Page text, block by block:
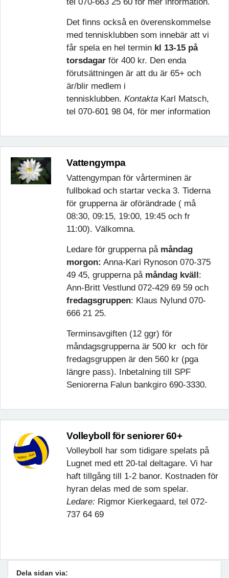
Det finns också en överenskommelse
med tennisklubben som innebär att vi
får spela en hel termin kl 13-15 på
torsdagar för 400 kr. Den enda
förutsättningen är att du är 65+ och
är/blir medlem i
tennisklubben. Kontakta Karl Matsch,
tel 070-601 98 04, för mer information
Vattengympa
Vattengympan för vårterminen är
fullbokad och startar vecka 3. Tiderna
för grupperna är oförändrade ( må
08:30, 09:15, 19:00, 19:45 och fr
11:00). Välkomna.
Ledare för grupperna på måndag
morgon: Anna-Kari Rynoson 070-375
49 45, grupperna på måndag kväll:
Ann-Britt Vestlund 072-429 69 59 och
fredagsgruppen: Klaus Nylund 070-
666 21 25.
Terminsavgiften (12 ggr) för
måndagsgrupperna är 500 kr och för
fredagsgruppen är den 560 kr (pga
längre pass). Inbetalning till SPF
Seniorerna Falun bankgiro 690-3330.
Volleyboll för seniorer 60+
Volleyboll har som tidigare spelats på
Lugnet med ett 20-tal deltagare. Vi har
haft tillgång till 1-2 banor. Kostnaden för
hyran delas med de som spelar.
Ledare: Rigmor Kierkegaard, tel 072-
737 64 69
Dela sidan via: